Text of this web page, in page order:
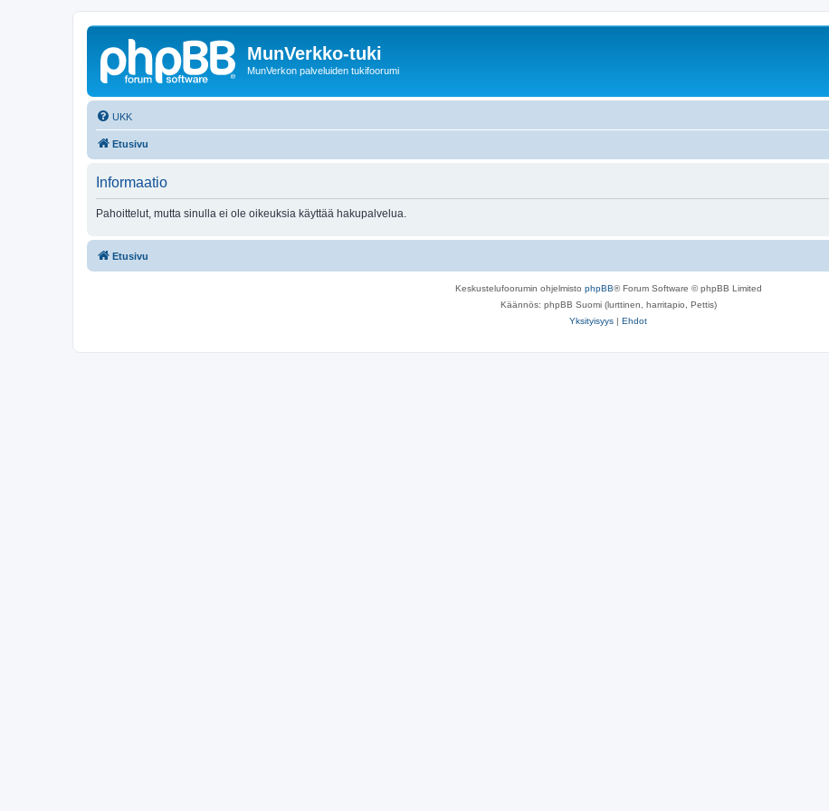
MunVerkko-tuki
MunVerkon palveluiden tukifoorumi
UKK
Etusivu
Informaatio
Pahoittelut, mutta sinulla ei ole oikeuksia käyttää hakupalvelua.
Etusivu
Keskustelufoorumin ohjelmisto phpBB® Forum Software © phpBB Limited
Käännös: phpBB Suomi (lurttinen, harritapio, Pettis)
Yksityisyys | Ehdot